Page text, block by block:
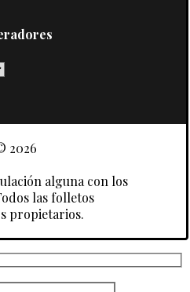
2026
alguna con los
las folletos
propietarios.